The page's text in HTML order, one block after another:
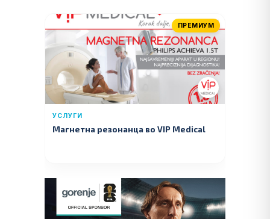
ПРЕМИУМ
УСЛУГИ
Магнетна резонанца во VIP Medical